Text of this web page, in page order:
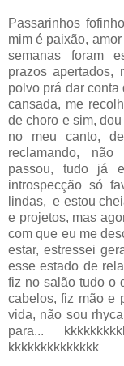
Passarinhos
mim é paixão,
semanas foram
prazos apertados,
polvo prá dar
cansada, me
de choro e sim,
no meu canto,
reclamando,
passou, tudo já
introspecção só
lindas, e estou
e projetos, mas
com que eu me
estar, estressei
esse estado de
fiz no salão tudo o
cabelos, fiz mão e
vida, não sou
para...
kkkkkkkkkkkkkk